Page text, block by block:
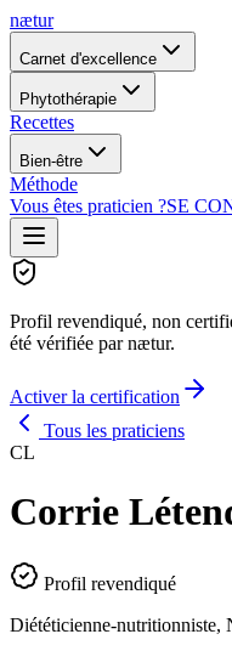
nætur
Carnet d'excellence
Phytothérapie
Recettes
Bien-être
Méthode
Vous êtes praticien ?SE
Profil revendiqué, non
été vérifiée par nætur.
Activer la certification
Tous les praticiens
CL
Corrie
Profil revendiqué
Diététicienne-nutritionniste,